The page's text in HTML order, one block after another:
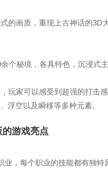
画质，重现上古神话的3D
秘境，各具特色，沉浸式主
家可以感受到超强的打击感
浮空以及瞬移等多种元素。
游戏亮点
每个职业的技能都有独特